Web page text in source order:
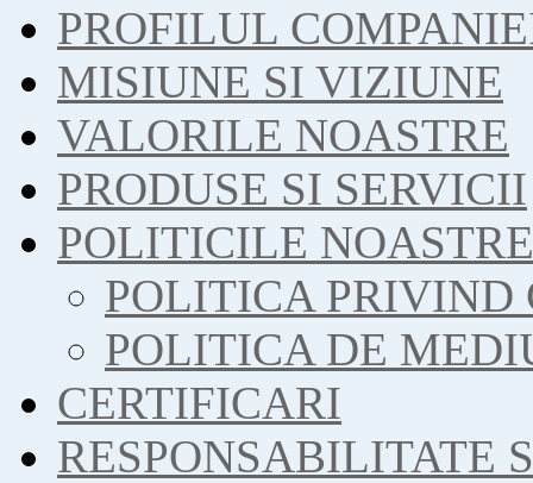
PROFILUL
MISIUNE SI VIZIUNE
VALORILE NOASTRE
PRODUSE SI SERVICII
POLITICILE NOASTRE
POLITICA PRIVIND
POLITICA DE
CERTIFICARI
RESPONSABILITATE